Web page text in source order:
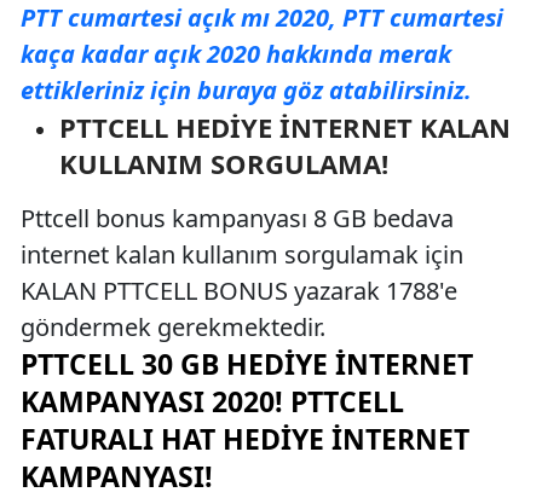
PTT cumartesi açık mı 2020, PTT cumartesi
kaça kadar açık 2020 hakkında merak
ettikleriniz için buraya göz atabilirsiniz.
PTTCELL HEDIYE İNTERNET KALAN
KULLANIM SORGULAMA!
Pttcell bonus kampanyası 8 GB bedava
internet kalan kullanım sorgulamak için
KALAN PTTCELL BONUS yazarak 1788'e
göndermek gerekmektedir.
PTTCELL 30 GB HEDIYE İNTERNET
KAMPANYASI 2020! PTTCELL
FATURALI HAT HEDIYE İNTERNET
KAMPANYASI!